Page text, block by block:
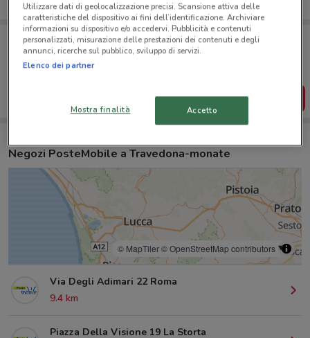
Porta DoveConviene sempre con te!
Puoi trovare le migliori offerte dei negozi vicino a te,
salvarle e creare la tua lista del risparmio, comodamente
dal tuo cellulare.
SCARICA L’APP
Negozi PosteMobile a Travedona-monate
© MapTiler© OpenStreetMap contributors
Via Degli Adimari 22 Roma
9.4 km
Piazza Della Visione 19 La Storta
Utilizzare dati di geolocalizzazione precisi. Scansione attiva delle
caratteristiche del dispositivo ai fini dell’identificazione. Archiviare
informazioni su dispositivo e/o accedervi. Pubblicità e contenuti
personalizzati, misurazione delle prestazioni dei contenuti e degli
annunci, ricerche sul pubblico, sviluppo di servizi.
Elenco dei partner
Mostra finalità Accetto